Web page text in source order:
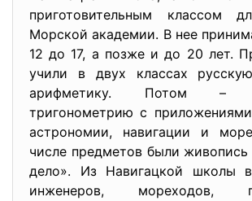
приготовительным классом
Морской академии. В нее
12 до 17, а позже и до 20 лет.
учили в двух классах
арифметику. Потом –
тригонометрию с
астрономии, навигации и
числе предметов были
дело». Из Навигацкой школы
инженеров, мореходов,